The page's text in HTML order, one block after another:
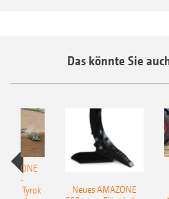
GreenDrill 501 im Einsatz mit
über Applikationskarte
Das könnte Sie
Tyrok
Neues AMAZONE